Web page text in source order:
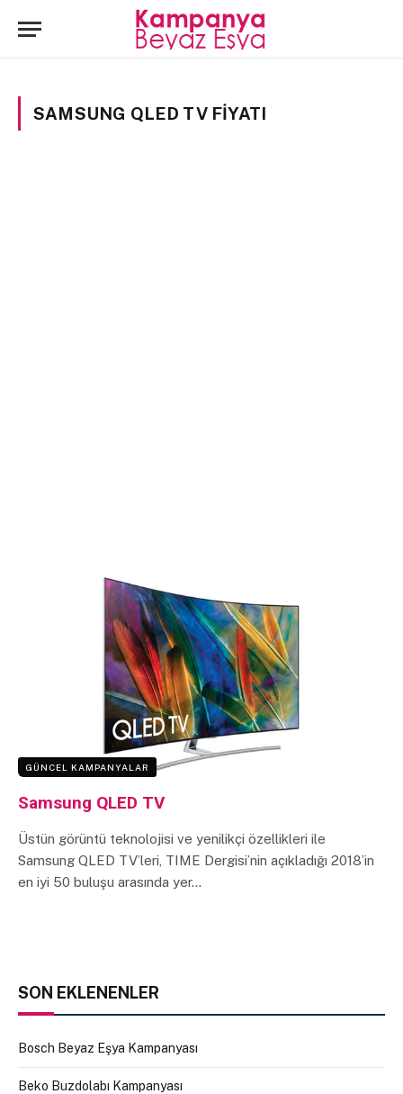
SAMSUNG QLED TV FIYATI
GÜNCEL KAMPANYALAR
Samsung QLED TV
Üstün görüntü teknolojisi ve yenilikçi özellikleri ile
Samsung QLED TV’leri, TIME Dergisi’nin açıkladığı 2018’in
en iyi 50 buluşu arasında yer…
SON EKLENENLER
Bosch Beyaz Eşya Kampanyası
Beko Buzdolabı Kampanyası